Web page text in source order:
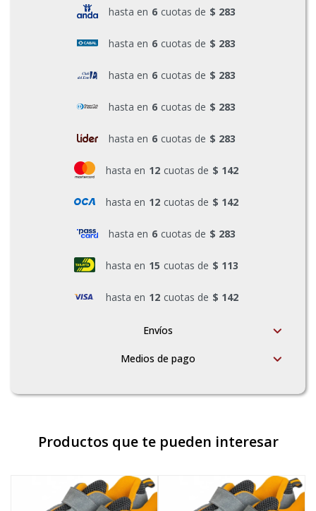
hasta en 6 cuotas de $ 283
hasta en 6 cuotas de $ 283
hasta en 6 cuotas de $ 283
hasta en 6 cuotas de $ 283
hasta en 6 cuotas de $ 283
hasta en 12 cuotas de $ 142
hasta en 12 cuotas de $ 142
hasta en 6 cuotas de $ 283
hasta en 15 cuotas de $ 113
hasta en 12 cuotas de $ 142
Envíos
Medios de pago
Productos que te pueden interesar